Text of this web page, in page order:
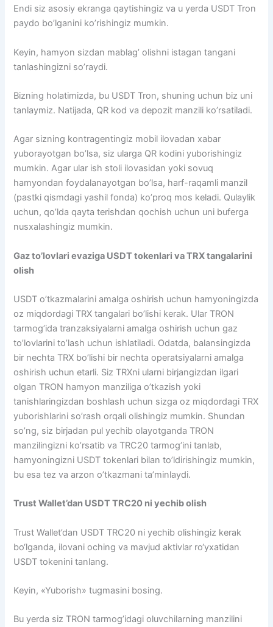
Endi siz asosiy ekranga qaytishingiz va u yerda USDT Tron
paydo bo’lganini ko’rishingiz mumkin.
Keyin, hamyon sizdan mablag’ olishni istagan tangani
tanlashingizni so’raydi.
Bizning holatimizda, bu USDT Tron, shuning uchun biz uni
tanlaymiz. Natijada, QR kod va depozit manzili ko’rsatiladi.
Agar sizning kontragentingiz mobil ilovadan xabar
yuborayotgan bo’lsa, siz ularga QR kodini yuborishingiz
mumkin. Agar ular ish stoli ilovasidan yoki sovuq
hamyondan foydalanayotgan bo’lsa, harf-raqamli manzil
(pastki qismdagi yashil fonda) ko’proq mos keladi. Qulaylik
uchun, qo’lda qayta terishdan qochish uchun uni buferga
nusxalashingiz mumkin.
Gaz to’lovlari evaziga USDT tokenlari va TRX tangalarini
olish
USDT o’tkazmalarini amalga oshirish uchun hamyoningizda
oz miqdordagi TRX tangalari bo’lishi kerak. Ular TRON
tarmog’ida tranzaksiyalarni amalga oshirish uchun gaz
to’lovlarini to’lash uchun ishlatiladi. Odatda, balansingizda
bir nechta TRX bo’lishi bir nechta operatsiyalarni amalga
oshirish uchun etarli. Siz TRXni ularni birjangizdan ilgari
olgan TRON hamyon manziliga o’tkazish yoki
tanishlaringizdan boshlash uchun sizga oz miqdordagi TRX
yuborishlarini so’rash orqali olishingiz mumkin. Shundan
so’ng, siz birjadan pul yechib olayotganda TRON
manzilingizni ko’rsatib va ​​TRC20 tarmog’ini tanlab,
hamyoningizni USDT tokenlari bilan to’ldirishingiz mumkin,
bu esa tez va arzon o’tkazmani ta’minlaydi.
Trust Wallet’dan USDT TRC20 ni yechib olish
Trust Wallet’dan USDT TRC20 ni yechib olishingiz kerak
bo‘lganda, ilovani oching va mavjud aktivlar ro‘yxatidan
USDT tokenini tanlang.
Keyin, «Yuborish» tugmasini bosing.
Bu yerda siz TRON tarmog’idagi oluvchilarning manzilini